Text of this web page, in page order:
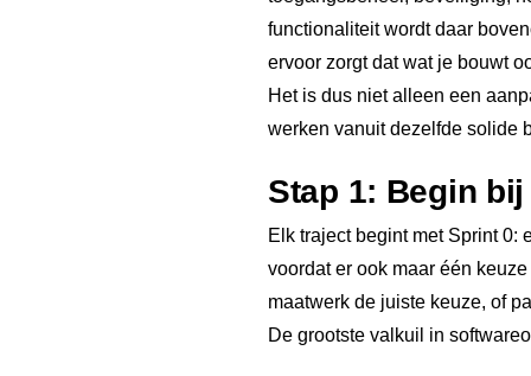
functionaliteit wordt daar
ervoor zorgt dat wat je bouwt
Het is dus niet alleen een
werken vanuit dezelfde solide
Stap 1: Begin
Elk traject begint met Sprint 0:
voordat er ook maar één
maatwerk de juiste keuze, of
De grootste valkuil in